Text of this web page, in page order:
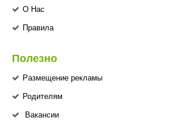
О Нас
Правила
Полезно
Размещение рекламы
Родителям
Вакансии